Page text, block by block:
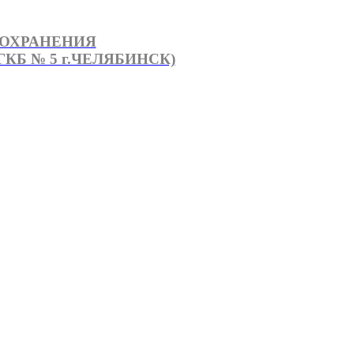
№ 5 г.ЧЕЛЯБИНСК)